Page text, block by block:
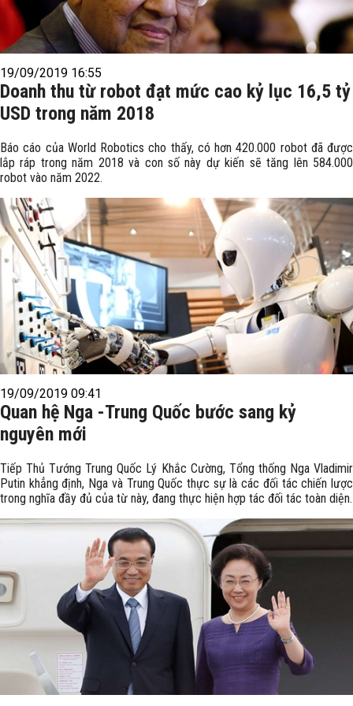
19/09/2019 16:55
Doanh thu từ robot đạt mức cao kỷ lục 16,5 tỷ
USD trong năm 2018
Báo cáo của World Robotics cho thấy, có hơn 420.000 robot đã được
lắp ráp trong năm 2018 và con số này dự kiến ​​sẽ tăng lên 584.000
robot vào năm 2022.
19/09/2019 09:41
Quan hệ Nga -Trung Quốc bước sang kỷ
nguyên mới
Tiếp Thủ Tướng Trung Quốc Lý Khắc Cường, Tổng thống Nga Vladimir
Putin khẳng định, Nga và Trung Quốc thực sự là các đối tác chiến lược
trong nghĩa đầy đủ của từ này, đang thực hiện hợp tác đối tác toàn diện.